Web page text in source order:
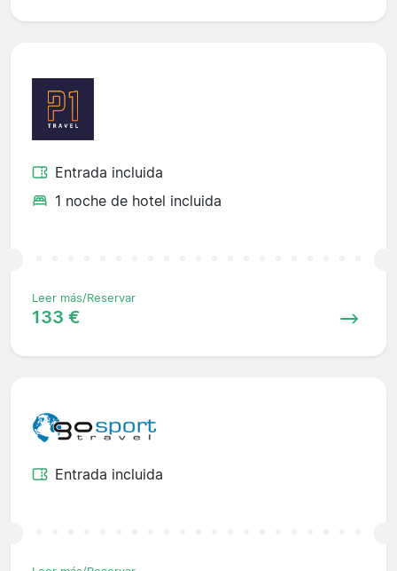
Entrada incluida
1 noche de hotel incluida
Leer más/Reservar
133 €
Entrada incluida